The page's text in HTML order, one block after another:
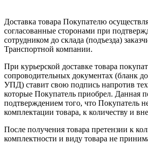
Доставка товара Покупателю
согласованные сторонами при
сотрудником до склада (подъезда)
Транспортной компании.
При курьерской доставке товара
сопроводительных документах (бланк
УПД) ставит свою подпись напротив
которые Покупатель приобрел. Данная
подтверждением того, что Покупатель
комплектации товара, к количеству и
После получения товара претензии к
комплектности и виду товара не